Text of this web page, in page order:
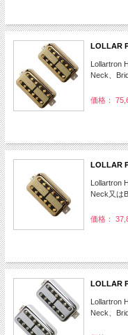
LOLLAR
Lollartron
Neck、
価格：
LOLLAR
Lollartron
Neck又は
価格：
LOLLAR
Lollartron
Neck、